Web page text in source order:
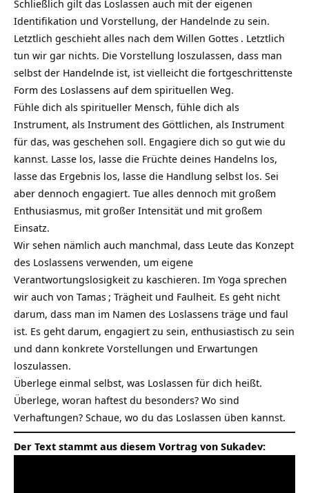
Schließlich gilt das Loslassen auch mit der eigenen
Identifikation und Vorstellung, der Handelnde zu sein.
Letztlich geschieht alles nach dem Willen Gottes . Letztlich
tun wir gar nichts. Die Vorstellung loszulassen, dass man
selbst der Handelnde ist, ist vielleicht die fortgeschrittenste
Form des Loslassens auf dem spirituellen Weg.
Fühle dich als spiritueller Mensch, fühle dich als
Instrument, als Instrument des Göttlichen, als Instrument
für das, was geschehen soll. Engagiere dich so gut wie du
kannst. Lasse los, lasse die Früchte deines Handelns los,
lasse das Ergebnis los, lasse die Handlung selbst los. Sei
aber dennoch engagiert. Tue alles dennoch mit großem
Enthusiasmus, mit großer Intensität und mit großem
Einsatz.
Wir sehen nämlich auch manchmal, dass Leute das Konzept
des Loslassens verwenden, um eigene
Verantwortungslosigkeit zu kaschieren. Im Yoga sprechen
wir auch von Tamas ; Trägheit und Faulheit. Es geht nicht
darum, dass man im Namen des Loslassens träge und faul
ist. Es geht darum, engagiert zu sein, enthusiastisch zu sein
und dann konkrete Vorstellungen und Erwartungen
loszulassen.
Überlege einmal selbst, was Loslassen für dich heißt.
Überlege, woran haftest du besonders? Wo sind
Verhaftungen? Schaue, wo du das Loslassen üben kannst.
Der Text stammt aus diesem Vortrag von Sukadev: